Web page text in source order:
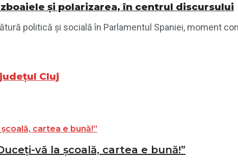
și polarizarea, în centrul discursului
politică și socială în Parlamentul Spaniei, moment
Cluj
vă la școală, cartea e bună!”